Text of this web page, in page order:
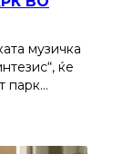
музичка
ќе
парк…